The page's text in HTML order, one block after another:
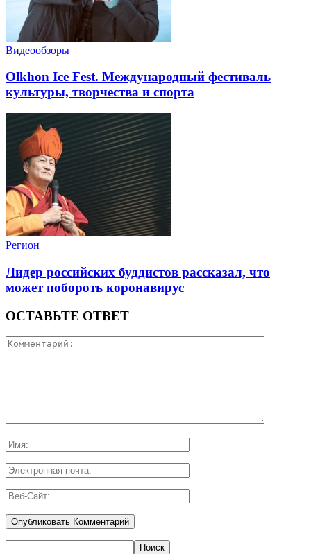
Видеообзоры
Olkhon Ice Fest. Международный фестиваль
культуры, творчества и спорта
Регион
Лидер российских буддистов рассказал, что
может побороть коронавирус
ОСТАВЬТЕ ОТВЕТ